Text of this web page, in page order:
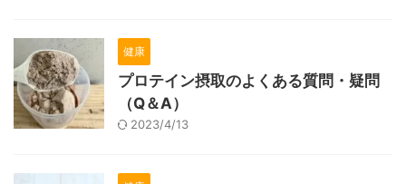
健康
プロテイン摂取のよくある質問・疑問
（Q＆A）
2023/4/13